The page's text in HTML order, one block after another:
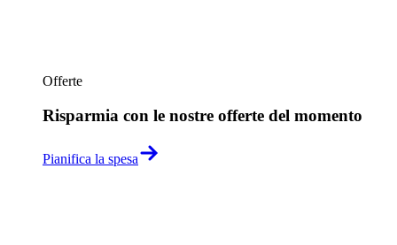
Offerte
Risparmia con le nostre offerte del momento
Pianifica la spesa